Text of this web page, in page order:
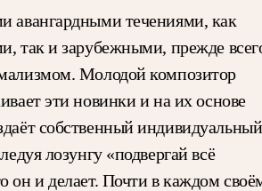
авангардными течениями, как
так и зарубежными, прежде
Молодой композитор
эти новинки и на их основе
собственный индивидуальный
лозунгу «подвергай всё
он и делает. Почти в каждом